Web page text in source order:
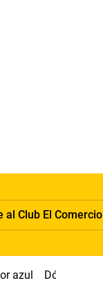
al Club El Comercio
azul Dólar